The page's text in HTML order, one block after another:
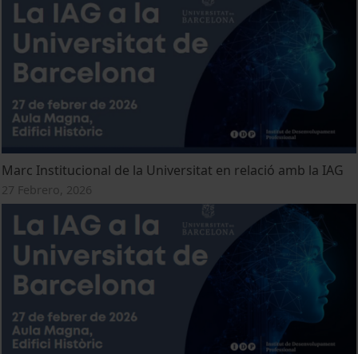
Marc Institucional de la Universitat en relació amb la IAG
27 Febrero, 2026